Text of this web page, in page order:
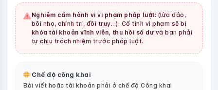
Nghiêm cấm hành vi vi phạm pháp luật: (lừa đảo,
bôi nhọ, chính trị, đồi trụy...). Cố tình vi phạm sẽ bị
khóa tài khoản vĩnh viễn, thu hồi số dưvà bạn phải
tự chịu trách nhiệm trước pháp luật.
Chế độ công khai
Bài viết hoặc tài khoản phải ở chế độ Công khai